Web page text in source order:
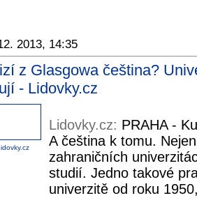
2013, 14:35
z Glasgowa čeština?
- Lidovky.cz
Lidovky.cz: PRAHA -
A čeština k tomu.
zahraničních
studií. Jedno takové
univerzitě od roku